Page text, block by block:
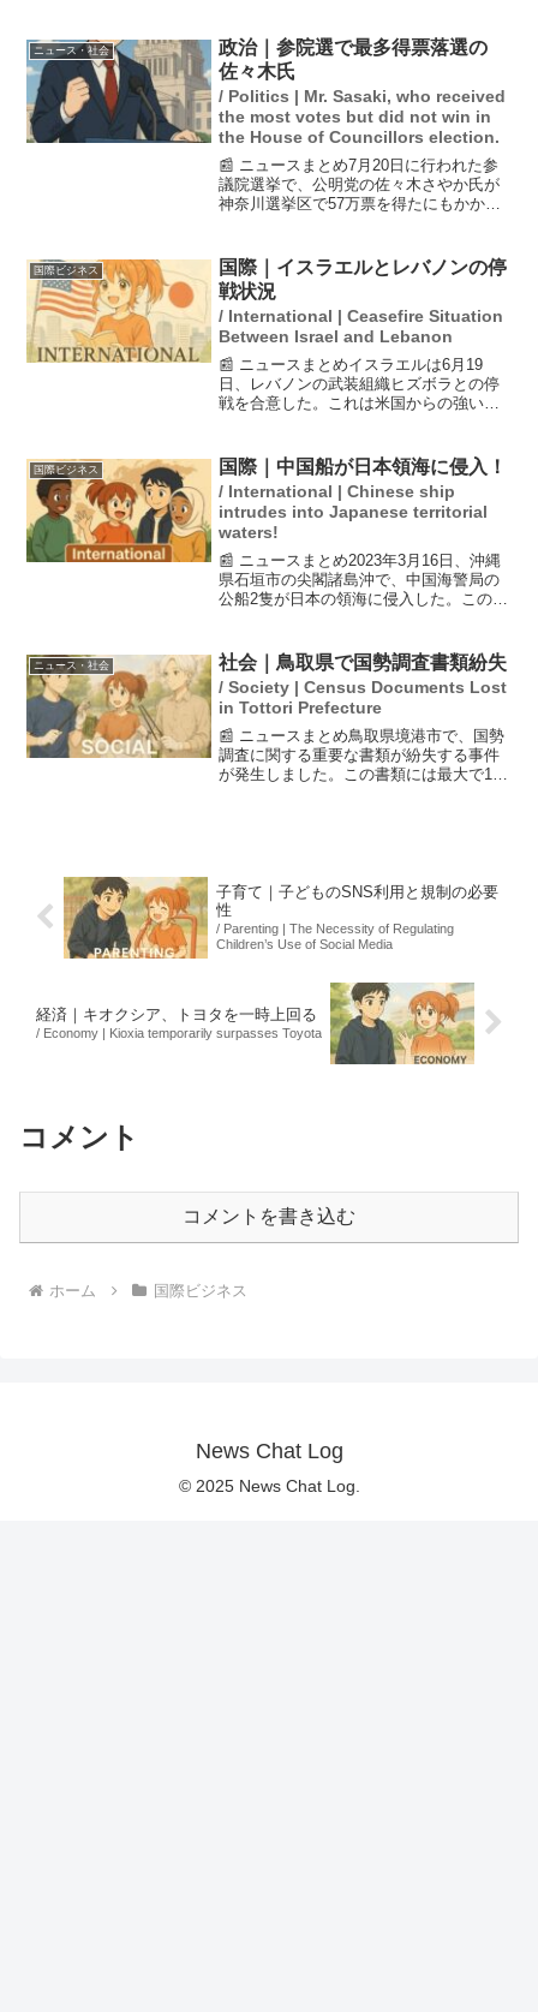
が反撃しましたが、エンバペ選手の2得
点...
ニュース・社会
政治｜参院選で最多得票落選の
佐々木氏
/ Politics | Mr. Sasaki, who received
the most votes but did not win in
the House of Councillors election.
📰 ニュースまとめ7月20日に行われた参
議院選挙で、公明党の佐々木さやか氏が
神奈川選挙区で57万票を得たにもかかわ
あたります。また、自民党は39議席を確
保し、公明党は...
国際ビジネス
国際｜イスラエルとレバノンの停
戦状況
/ International | Ceasefire Situation
Between Israel and Lebanon
📰 ニュースまとめイスラエルは6月19
日、レバノンの武装組織ヒズボラとの停
戦を合意した。これは米国からの強い圧
ると考えている。停戦合意は、米国とイ
ランの戦闘終結に向け...
国際ビジネス 国際｜中国船が日本領海に侵入！
/ International | Chinese ship
intrudes into Japanese territorial
waters!
📰 ニュースまとめ2023年3月16日、沖縄
県石垣市の尖閣諸島沖で、中国海警局の
公船2隻が日本の領海に侵入した。この事
政府はこの動きを懸念しており、国際的
な緊張を高め...
ニュース・社会 社会｜鳥取県で国勢調査書類紛失
/ Society | Census Documents Lost
in Tottori Prefecture
📰 ニュースまとめ鳥取県境港市で、国勢
調査に関する重要な書類が紛失する事件
が発生しました。この書類には最大で101
子育て｜子どものSNS利用と規制の必要
性
/ Parenting | The Necessity of Regulating
Children’s Use of Social Media
経済｜キオクシア、トヨタを一時上回る
/ Economy | Kioxia temporarily surpasses Toyota
コメント
コメントを書き込む
ホーム 国際ビジネス
News Chat Log
© 2025 News Chat Log.